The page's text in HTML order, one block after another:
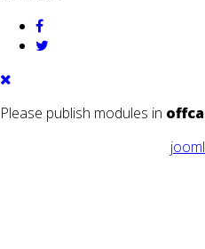
Please publish modules in